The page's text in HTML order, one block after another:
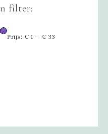
filter:
Prijs: € 1 — € 33